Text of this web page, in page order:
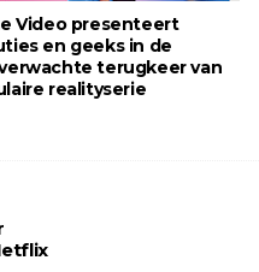
Video presenteert
en geeks in de
terugkeer van
realityserie